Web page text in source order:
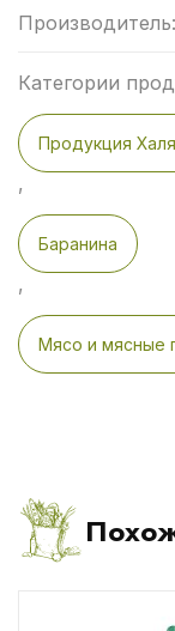
Производитель:
Категории
Продукция
,
Баранина
,
Мясо и мясные